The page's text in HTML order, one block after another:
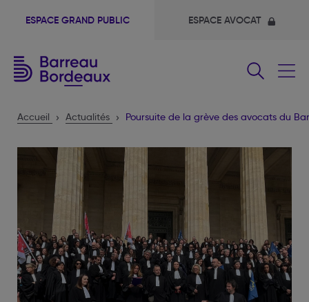
ESPACE GRAND PUBLIC ESPACE AVOCAT
Accueil Actualités Poursuite de la grève des avocats du